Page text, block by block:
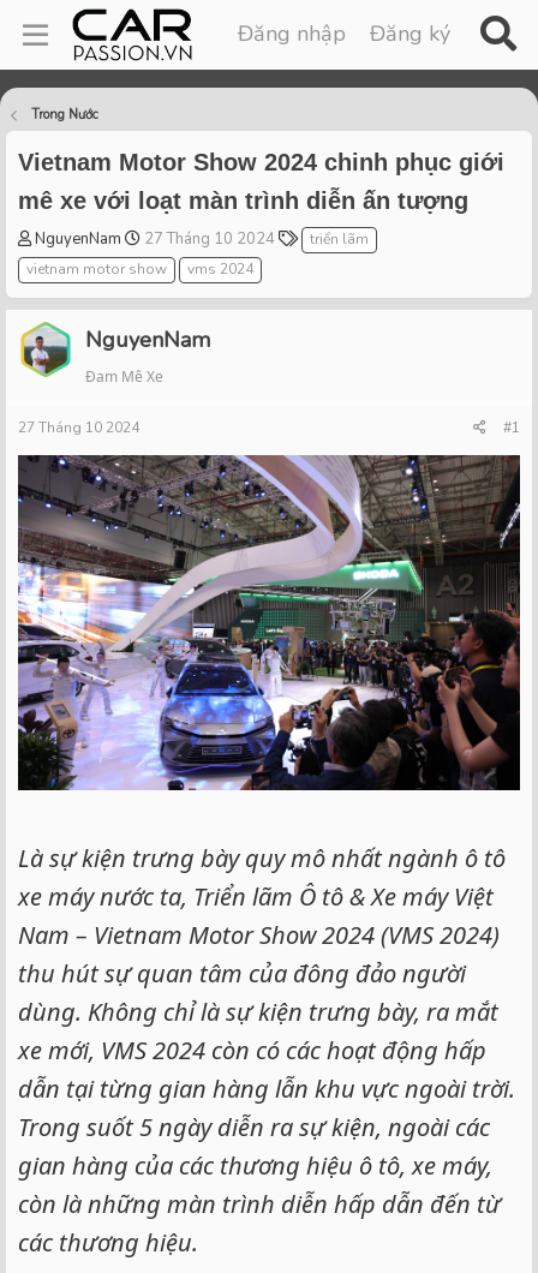
Đăng nhập Đăng ký
Trong Nước
Vietnam Motor Show 2024 chinh phục giới
mê xe với loạt màn trình diễn ấn tượng
T
h
r
e
a
d
s
a
r
e
r
NguyenNam
S
t
a
r
t
a
27 Tháng 10 2024
T
a
s
triển lãm
vietnam motor show
vms 2024
NguyenNam
Đam Mê Xe
27 Tháng 10 2024 #1
Là sự kiện trưng bày quy mô nhất ngành ô tô
xe máy nước ta, Triển lãm Ô tô & Xe máy Việt
Nam – Vietnam Motor Show 2024 (VMS 2024)
thu hút sự quan tâm của đông đảo người
dùng. Không chỉ là sự kiện trưng bày, ra mắt
xe mới, VMS 2024 còn có các hoạt động hấp
dẫn tại từng gian hàng lẫn khu vực ngoài trời.
Trong suốt 5 ngày diễn ra sự kiện, ngoài các
gian hàng của các thương hiệu ô tô, xe máy,
còn là những màn trình diễn hấp dẫn đến từ
các thương hiệu.